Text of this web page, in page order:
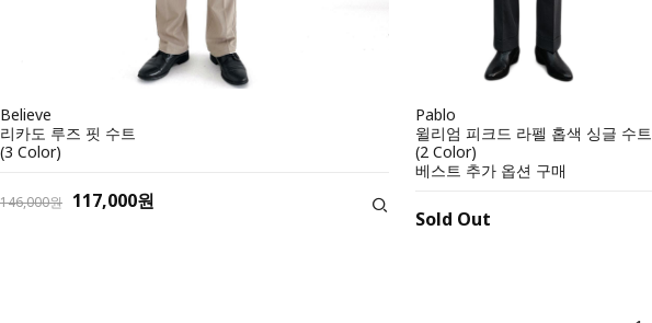
Believe
리카도 루즈 핏 수트
(3 Color)
146,000원 117,000원
Pablo
윌리엄 피크드 라펠 홉색 싱글 수트
(2 Color)
베스트 추가 옵션 구매
Sold Out